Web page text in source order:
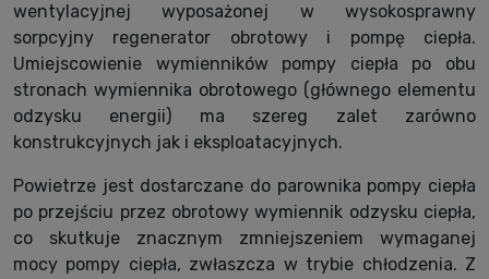
wentylacyjnej wyposażonej w wysokosprawny
sorpcyjny regenerator obrotowy i pompę ciepła.
Umiejscowienie wymienników pompy ciepła po obu
stronach wymiennika obrotowego (głównego elementu
odzysku energii) ma szereg zalet zarówno
konstrukcyjnych jak i eksploatacyjnych.
Powietrze jest dostarczane do parownika pompy ciepła
po przejściu przez obrotowy wymiennik odzysku ciepła,
co skutkuje znacznym zmniejszeniem wymaganej
mocy pompy ciepła, zwłaszcza w trybie chłodzenia. Z